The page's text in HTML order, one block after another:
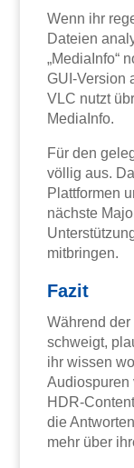
Wenn ihr
Dateien
„MediaInfo“
GUI-Version
VLC nutzt
MediaInfo.
Für den
völlig aus.
Plattformen
nächste
mitbringen.
Fazit
Während
schweigt,
ihr wissen
Audiospuren
HDR-
die
mehr über